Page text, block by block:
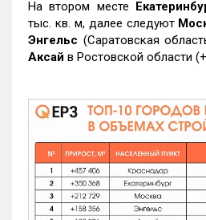
На втором месте
тыс. кв. м, далее следуют
Энгельс (Саратовская
Аксай в Ростовской области